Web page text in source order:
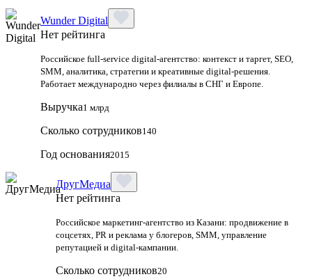
Wunder Digital
Нет рейтинга
Российское full-service digital-агентство: контекст и таргет, SEO,
SMM, аналитика, стратегии и креативные digital-решения.
Работает международно через филиалы в СНГ и Европе.
Выручка1 млрд
Сколько сотрудников140
Год основания2015
ДругМедиа
Нет рейтинга
Российское маркетинг-агентство из Казани: продвижение в
соцсетях, PR и реклама у блогеров, SMM, управление
репутацией и digital-кампании.
Сколько сотрудников20